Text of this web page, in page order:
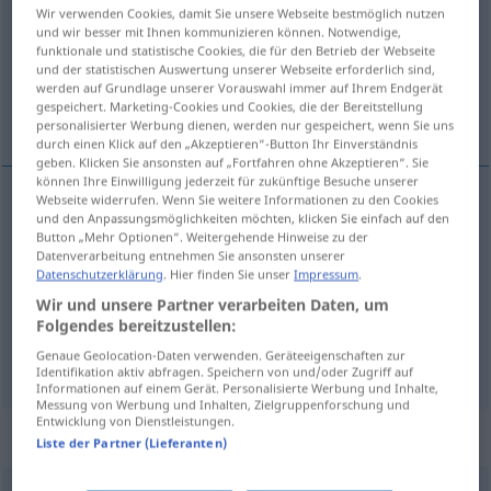
Übersicht aller Übersetzungen
(Für mehr Details die Übersetzung anklicken/antippen)
to tick off...
Beispiele
jemanden rüffeln
UMG
togivesbaticking-off( oddressing-down)
to ticksboff
Synonyme für "rüffeln"
Wir verwenden Cookies, damit Sie unsere Webseite bestmöglich nutzen
und wir besser mit Ihnen kommunizieren können. Notwendige,
funktionale und statistische Cookies, die für den Betrieb der Webseite
und der statistischen Auswertung unserer Webseite erforderlich sind,
werden auf Grundlage unserer Vorauswahl immer auf Ihrem Endgerät
gespeichert. Marketing-Cookies und Cookies, die der Bereitstellung
personalisierter Werbung dienen, werden nur gespeichert, wenn Sie uns
durch einen Klick auf den „Akzeptieren“-Button Ihr Einverständnis
geben. Klicken Sie ansonsten auf „Fortfahren ohne Akzeptieren“. Sie
können Ihre Einwilligung jederzeit für zukünftige Besuche unserer
Webseite widerrufen. Wenn Sie weitere Informationen zu den Cookies
und den Anpassungsmöglichkeiten möchten, klicken Sie einfach auf den
Button „Mehr Optionen“. Weitergehende Hinweise zu der
Datenverarbeitung entnehmen Sie ansonsten unserer
Datenschutzerklärung . Hier finden Sie unserImpressum
Wir und unsere Partner verarbeiten Daten, um
Folgendes bereitzustellen:
Genaue Geolocation-Daten verwenden. Geräteeigenschaften zur
Identifikation aktiv abfragen. Speichern von und/oder Zugriff auf
Informationen auf einem Gerät. Personalisierte Werbung und Inhalte,
Messung von Werbung und Inhalten, Zielgruppenforschung und
Entwicklung von Dienstleistungen.
Liste der Partner (Lieferanten)